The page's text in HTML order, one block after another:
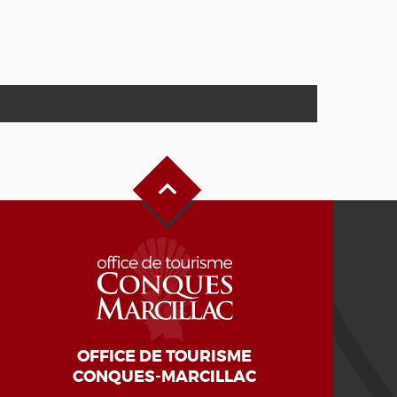
OFFICE DE TOURISME
CONQUES-MARCILLAC